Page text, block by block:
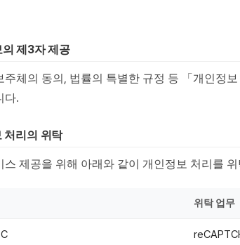
제3자 제공
주체의 동의, 법률의 특별한 규정 등 「개인정
다.
처리의 위탁
스 제공을 위해 아래와 같이 개인정보 처리를
위탁 업무